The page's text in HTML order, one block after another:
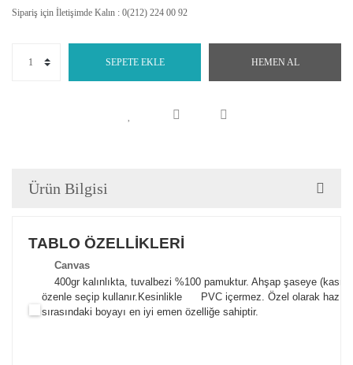
Sipariş için İletişimde Kalın : 0(212) 224 00 92
SEPETE EKLE HEMEN AL
Ürün Bilgisi
TABLO ÖZELLİKLERİ
Canvas
400gr kalınlıkta, tuvalbezi %100 pamuktur. Ahşap şaseye
özenle seçip kullanır. Kesinlikle PVC içermez. Özel olarak
sırasındaki boyayı en iyi emen özelliğe sahiptir.